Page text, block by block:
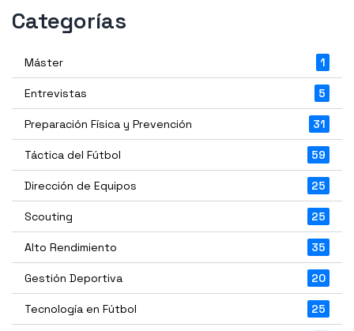
Categorías
Máster 1
Entrevistas 5
Preparación Física y Prevención 31
Táctica del Fútbol 59
Dirección de Equipos 25
Scouting 25
Alto Rendimiento 35
Gestión Deportiva 20
Tecnología en Fútbol 25